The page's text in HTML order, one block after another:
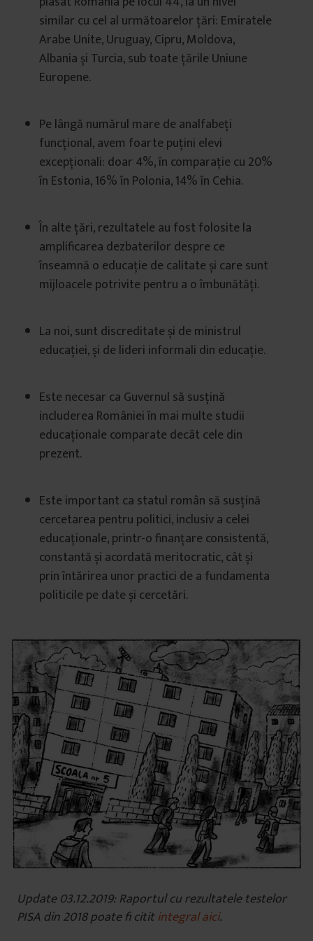
similar cu cel al următoarelor țări: Emiratele
Arabe Unite, Uruguay, Cipru, Moldova,
Albania și Turcia, sub toate țările Uniune
Europene.
Pe lângă numărul mare de analfabeți
funcțional, avem foarte puțini elevi
excepționali: doar 4%, în comparație cu 20%
în Estonia, 16% în Polonia, 14% în Cehia.
În alte țări, rezultatele au fost folosite la
amplificarea dezbaterilor despre ce
înseamnă o educație de calitate și care sunt
mijloacele potrivite pentru a o îmbunătăți.
La noi, sunt discreditate și de ministrul
educației, și de lideri informali din educație.
Este necesar ca Guvernul să susțină
includerea României în mai multe studii
educaționale comparate decât cele din
prezent.
Este important ca statul român să susțină
cercetarea pentru politici, inclusiv a celei
educaționale, printr-o finanțare consistentă,
constantă și acordată meritocratic, cât și
prin întărirea unor practici de a fundamenta
politicile pe date și cercetări.
Update 03.12.2019: Raportul cu rezultatele testelor
PISA din 2018 poate fi citit integral aici.